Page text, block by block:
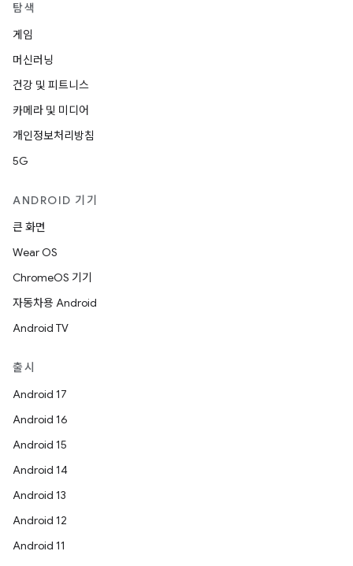
탐색
게임
머신러닝
건강 및 피트니스
카메라 및 미디어
개인정보처리방침
5G
ANDROID 기기
큰 화면
Wear OS
ChromeOS 기기
자동차용 Android
Android TV
출시
Android 17
Android 16
Android 15
Android 14
Android 13
Android 12
Android 11